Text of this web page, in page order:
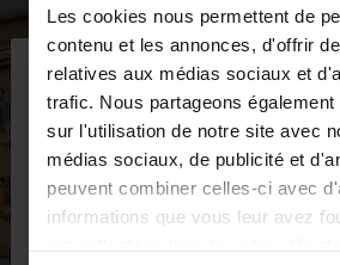
Les cookies nous permettent de
contenu et les annonces, d'offrir
relatives aux médias sociaux et
trafic. Nous partageons
sur l'utilisation de notre site avec
médias sociaux, de publicité et
peuvent combiner celles-ci avec
informations que vous leur avez
bonjour
Vous accédez au site depuis
parcourir notre site au United